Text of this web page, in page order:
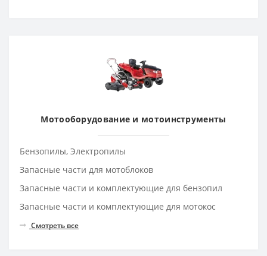
Мотооборудование и мотоинструменты
Бензопилы, Электропилы
Запасные части для мотоблоков
Запасные части и комплектующие для бензопил
Запасные части и комплектующие для мотокос
Смотреть все